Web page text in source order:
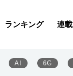
ランキング 連載
AI 6G